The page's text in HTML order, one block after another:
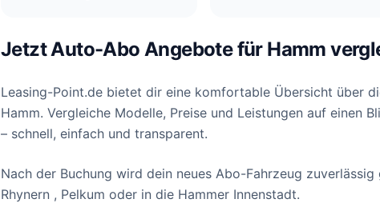
Jetzt Auto-Abo Angebote für Hamm
Leasing-Point.de bietet dir eine komfortable Übersicht über
Hamm. Vergleiche Modelle, Preise und Leistungen auf einen
– schnell, einfach und transparent.
Nach der Buchung wird dein neues Abo-Fahrzeug
Rhynern , Pelkum oder in die Hammer Innenstadt.